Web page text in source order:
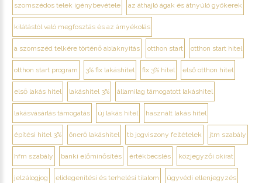
szomszédos telek igénybevétele az áthajló ágak és átnyúló gyökerek
kilátástól való megfosztás és az árnyékolás
a szomszéd telkére történő ablaknyitás otthon start otthon start hitel
otthon start program 3% fix lakáshitel fix 3% hitel első otthon hitel
első lakás hitel lakáshitel 3% államilag támogatott lakáshitel
lakásvásárlás támogatás új lakás hitel használt lakás hitel
építési hitel 3% önerő lakáshitel tb jogviszony feltételek jtm szabály
hfm szabály banki előminősítés értékbecslés közjegyzői okirat
jelzálogjog elidegenítési és terhelési tilalom ügyvédi ellenjegyzés